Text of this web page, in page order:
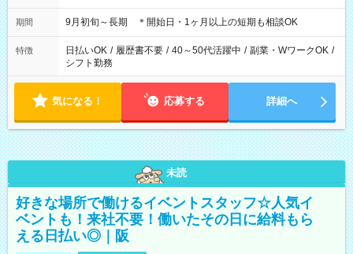
期間 9月初旬～長期 ＊開始日・1ヶ月以上の短期も相談OK
特徴 日払いOK / 履歴書不要 / 40～50代活躍中 / 副業・WワークOK /
シフト勤務
気になる！ 応募する 詳細へ
未読
好きな場所で働けるイベントスタッフ☆人気イ
ベントも！来社不要！働いたその日に給料もら
える日払い◎｜阪